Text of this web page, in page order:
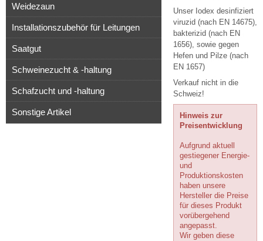
Unser Iodex desinfiziert
viruzid (nach EN 14675),
bakterizid (nach EN
1656), sowie gegen
Hefen und Pilze (nach
EN 1657)
Verkauf nicht in die
Schweiz!
Hinweis zur
Preisentwicklung
Aufgrund aktuell
gestiegener Energie-
und
Produktionskosten
haben unsere
Hersteller die Preise
für dieses Produkt
vorübergehend
angepasst.
Wir geben diese
Weidezaun
Installationszubehör für Leitungen
Saatgut
Schweinezucht & -haltung
Schafzucht und -haltung
Sonstige Artikel